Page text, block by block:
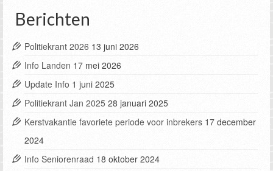
Berichten
Politiekrant 2026 13 juni 2026
Info Landen 17 mei 2026
Update Info 1 juni 2025
Politiekrant Jan 2025 28 januari 2025
Kerstvakantie favoriete periode voor inbrekers 17 december
2024
Info Seniorenraad 18 oktober 2024